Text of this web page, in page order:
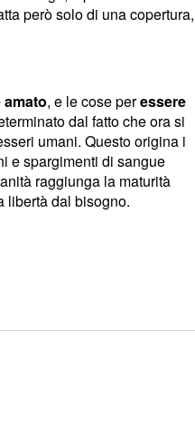
però solo di una copertura,
, e le cose peressere
dal fatto che ora si
umani. Questo origina i
e spargimenti di sangue
raggiunga la maturità
libertà dal bisogno.